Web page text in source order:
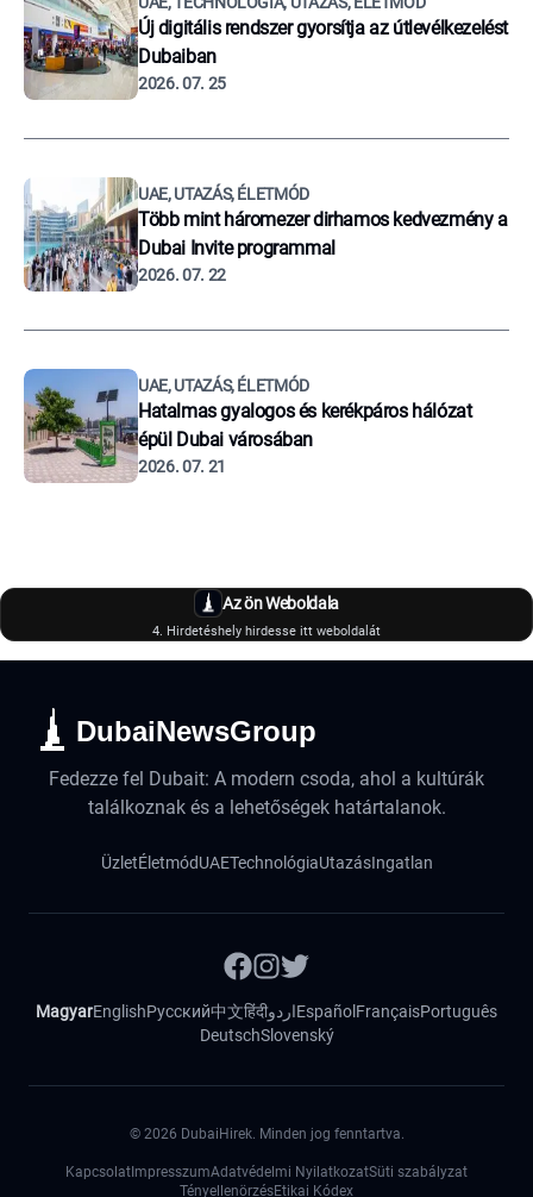
Új digitális rendszer gyorsítja az útlevélkezelést
Dubaiban
2026. 07. 25
UAE, UTAZÁS, ÉLETMÓD
Több mint háromezer dirhamos kedvezmény a
Dubai Invite programmal
2026. 07. 22
UAE, UTAZÁS, ÉLETMÓD
Hatalmas gyalogos és kerékpáros hálózat
épül Dubai városában
2026. 07. 21
Az ön Weboldala
4. Hirdetéshely hirdesse itt weboldalát
DubaiNewsGroup
Fedezze fel Dubait: A modern csoda, ahol a kultúrák
találkoznak és a lehetőségek határtalanok.
ÜzletÉletmódUAETechnológiaUtazásIngatlan
MagyarEnglishРусский中文हिंदीاردوEspañol FrançaisPortuguês
DeutschSlovenský
© 2026 DubaiHirek. Minden jog fenntartva.
Kapcsolat ImpresszumAdatvédelmi NyilatkozatSüti szabályzat
TényellenörzésEtikai Kódex